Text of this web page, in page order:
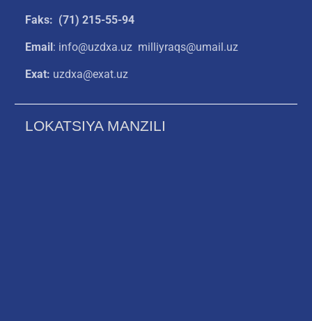
Faks: (71) 215-55-94
Email: info@uzdxa.uz milliyraqs@umail.uz
Exat: uzdxa@exat.uz
LOKATSIYA MANZILI